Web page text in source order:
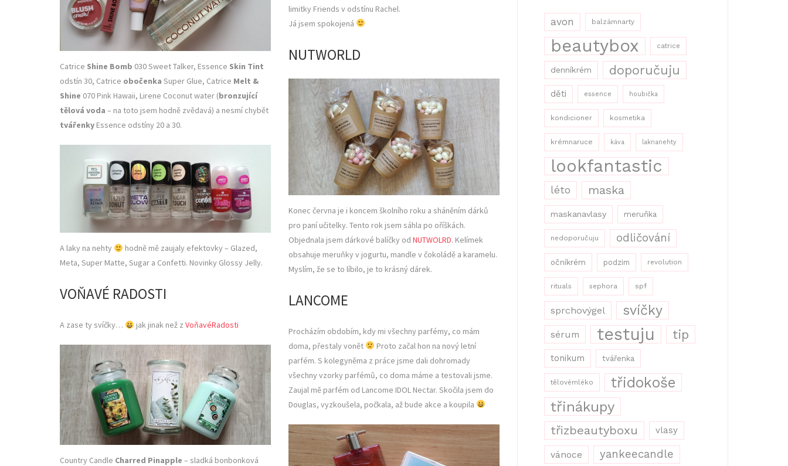
Catrice Shine Bomb 030 Sweet Talker, Essence Skin Tint
odstín 30, Catrice obočenka Super Glue, Catrice Melt &
Shine 070 Pink Hawaii, Lirene Coconut water (bronzující
tělová voda – na toto jsem hodně zvědavá) a nesmí chybět
tvářenky Essence odstíny 20 a 30.
A laky na nehty
hodně mě zaujaly efektovky – Glazed,
Meta, Super Matte, Sugar a Confetti. Novinky Glossy Jelly.
VOŇAVÉ RADOSTI
A zase ty svíčky… jak jinak než z VoňavéRadosti
Country Candle Charred Pinapple – sladká bonbonková
limitky Friends v odstínu Rachel.
Já jsem spokojená
NUTWORLD
Konec června je i koncem školního roku a sháněním dárků
pro paní učitelky. Tento rok jsem sáhla po oříškách.
Objednala jsem dárkové balíčky od NUTWOLRD. Kelímek
obsahuje meruňky v jogurtu, mandle v čokoládě a karamelu.
Myslím, že se to líbilo, je to krásný dárek.
LANCOME
Procházím obdobím, kdy mi všechny parfémy, co mám
doma, přestaly vonět
Proto začal hon na nový letní
parfém. S kolegyněma z práce jsme dali dohromady
všechny vzorky parfémů, co doma máme a testovali jsme.
Zaujal mě parfém od Lancome IDOL Nectar. Skočila jsem do
Douglas, vyzkoušela, počkala, až bude akce a koupila
avon balzámnarty
beautybox catrice
denníkrém doporučuju
děti essence houbička
kondicioner kosmetika
krémnaruce káva laknanehty
lookfantastic
léto maska
maskanavlasy meruňka
nedoporučuju odličování
očníkrém podzim revolution
rituals sephora spf
sprchovýgel svíčky
sérum testuju tip
tonikum tvářenka
tělovémléko
třidokoše
třinákupy
třizbeautyboxu vlasy
vánoce yankeecandle